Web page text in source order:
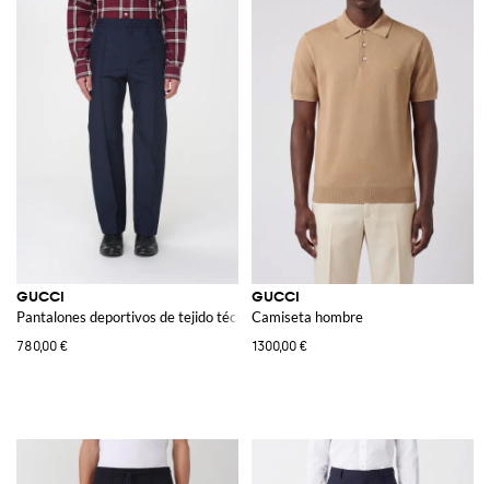
GUCCI
Pantalones deportivos de tejido técnico
780,00 €
GUCCI
Camiseta hombre
1300,00 €